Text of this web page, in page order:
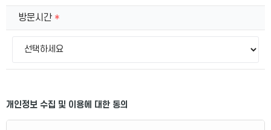
방문시간 *
개인정보 수집 및 이용에 대한 동의